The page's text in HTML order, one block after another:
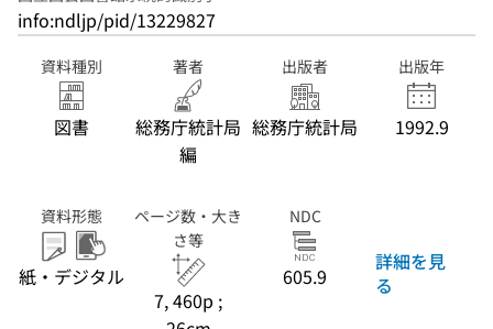
info:ndljp/pid/13229827
資料種別
図書
著者
総務庁統計局
編
出版者
総務庁統計局
出版年
1992.9
資料形態
紙・デジタル
ページ数・大き
さ等
7, 460p ;
NDC
605.9
詳細を見
る